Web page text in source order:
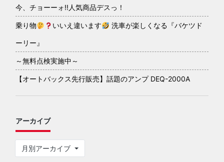
今、チョーーォ!!人気商品デスっ！
乗り物 いいえ違います 洗車が楽しくなる『バケツド
ーリー』
～無料点検実施中～
【オートバックス先行販売】話題のアンプ DEQ-2000A
アーカイブ
月別アーカイブ